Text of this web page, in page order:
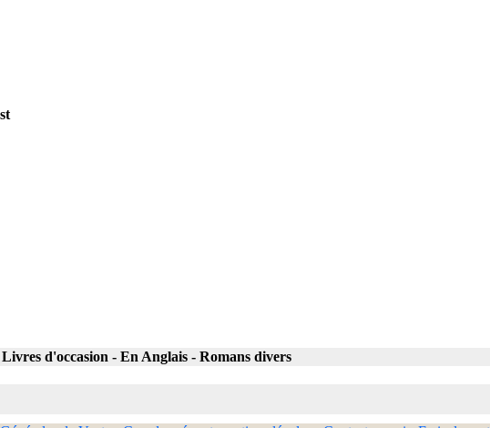
Livres d'occasion - En Anglais - Romans divers